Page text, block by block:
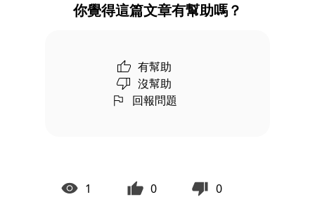
你覺得這篇文章有幫助嗎？
有幫助
沒幫助
回報問題
1 0 0